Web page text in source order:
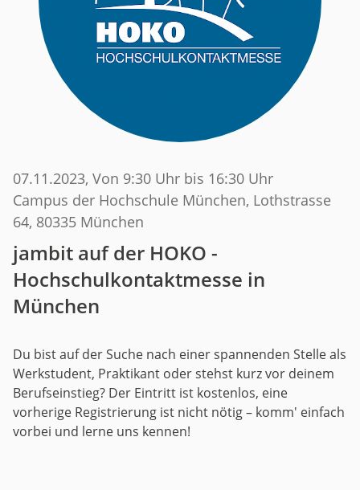
07.11.2023, Von 9:30 Uhr bis 16:30 Uhr
Campus der Hochschule München, Lothstrasse
64, 80335 München
jambit auf der HOKO -
Hochschulkontaktmesse in
München
Du bist auf der Suche nach einer spannenden Stelle als
Werkstudent, Praktikant oder stehst kurz vor deinem
Berufseinstieg? Der Eintritt ist kostenlos, eine
vorherige Registrierung ist nicht nötig – komm' einfach
vorbei und lerne uns kennen!